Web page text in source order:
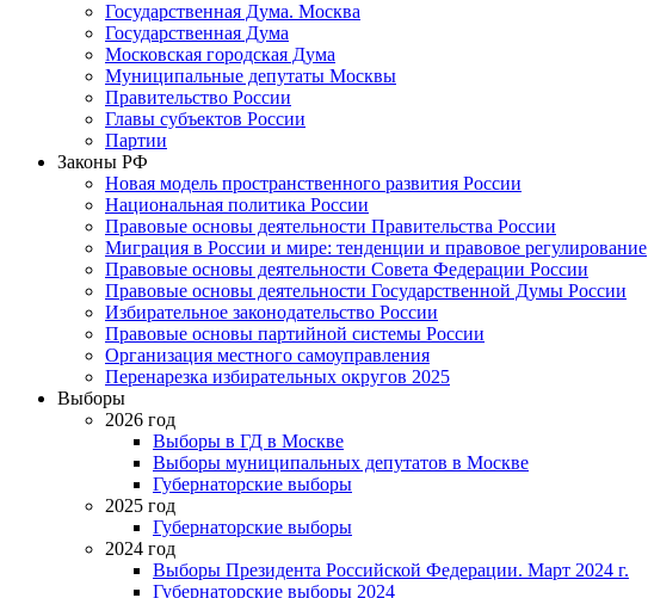
Государственная Дума. Москва
Государственная Дума
Московская городская Дума
Муниципальные депутаты Москвы
Правительство России
Главы субъектов России
Партии
Законы РФ
Новая модель пространственного развития России
Национальная политика России
Правовые основы деятельности Правительства России
Миграция в России и мире: тенденции и правовое регулирование
Правовые основы деятельности Совета Федерации России
Правовые основы деятельности Государственной Думы России
Избирательное законодательство России
Правовые основы партийной системы России
Организация местного самоуправления
Перенарезка избирательных округов 2025
Выборы
2026 год
Выборы в ГД в Москве
Выборы муниципальных депутатов в Москве
Губернаторские выборы
2025 год
Губернаторские выборы
2024 год
Выборы Президента Российской Федерации. Март 2024 г.
Губернаторские выборы 2024